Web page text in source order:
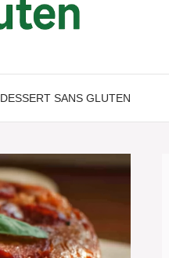
DESSERT SANS GLUTEN